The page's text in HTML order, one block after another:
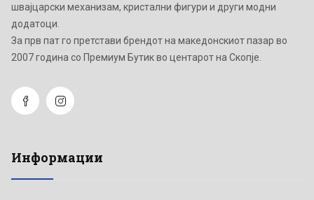
швајцарски механизам, кристални фигури и други модни
додатоци.
Зa прв пат го претстави брендот на македонскиот пазар во
2007 година со Премиум Бутик во центарот на Скопје.
Информации